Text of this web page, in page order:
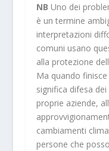
NB Uno dei
è un termine
interpretazioni
comuni usano
alla protezione
Ma quando
significa difesa
proprie aziende,
cambiamenti
persone che